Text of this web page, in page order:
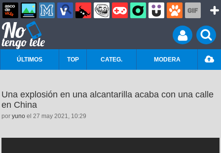
ÚLTIMOS TOP CATEG. MODERA
Una explosión en una alcantarilla acaba con una calle
en China
por yuno el 27 may 2021, 10:29